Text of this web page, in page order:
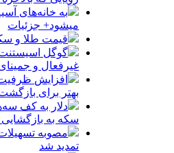
به خانه‌های
میشود+ جزئیات
قیمت طلا و سکه
گوگل اسیستنت
غیرفعال و
افزایش
بهتر برای
دلار به کف
سکه به بازگشایی
مصوبه
تمدید شد